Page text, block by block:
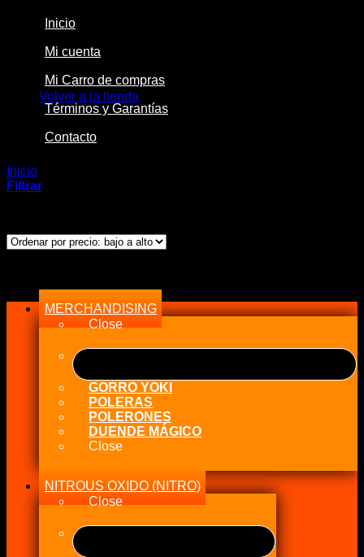
Volver a la tienda
Inicio
Mi cuenta
Mi Carro de compras
Términos y Garantías
Contacto
Inicio
Filtrar
MERCHANDISING
Close
GORRO YOKI
POLERAS
POLERONES
DUENDE MÁGICO
Close
NITROUS OXIDO (NITRO)
Close